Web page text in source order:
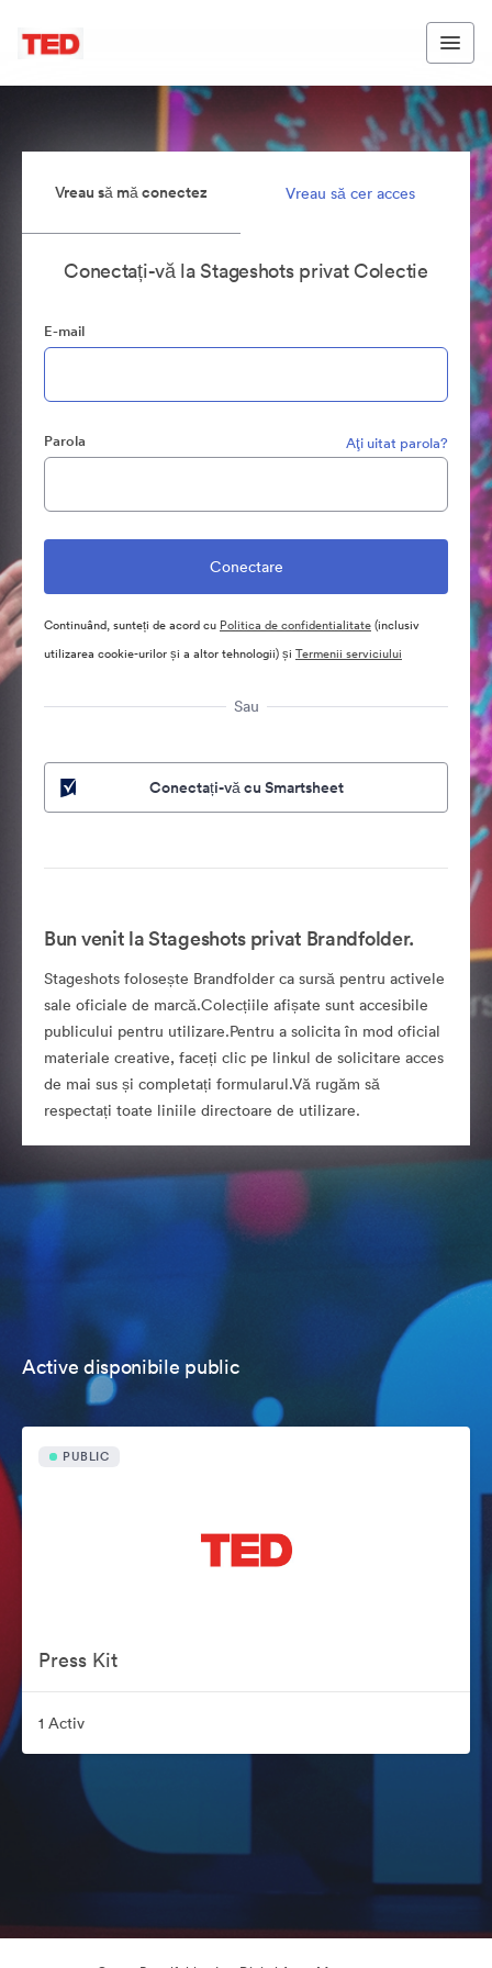
Vreau să mă conectez Vreau să cer acces
Conectați-vă la Stageshots privat Colectie
E-mail
Parola Aţi uitat parola?
Continuând, sunteți de acord cu Politica de confidentialitate(inclusiv
utilizarea cookie-urilor și a altor tehnologii) și Termenii serviciului
Sau
Conectați-vă cu Smartsheet
Bun venit la Stageshots privat Brandfolder.
Stageshots folosește Brandfolder ca sursă pentru activele
sale oficiale de marcă.Colecțiile afișate sunt accesibile
publicului pentru utilizare.Pentru a solicita în mod oficial
materiale creative, faceți clic pe linkul de solicitare acces
de mai sus și completați formularul.Vă rugăm să
respectați toate liniile directoare de utilizare.
Active disponibile public
PUBLIC
Press Kit
1 Activ